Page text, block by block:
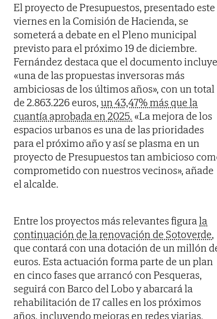
El proyecto de Presupuestos, presentado este
viernes en la Comisión de Hacienda, se
someterá a debate en el Pleno municipal
previsto para el próximo 19 de diciembre.
Fernández destaca que el documento incluye
«una de las propuestas inversoras más
ambiciosas de los últimos años», con un total
de 2.863.226 euros,un 43,47% más que la
cuantía aprobada en 2025. «La mejora de los
espacios urbanos es una de las prioridades
para el próximo año y así se plasma en un
proyecto de Presupuestos tan ambicioso
comprometido con nuestros vecinos», añade
el alcalde.
Entre los proyectos más relevantes figurala
continuación de la renovación de Sotoverde,
que contará con una dotación de un millón
euros. Esta actuación forma parte de un plan
en cinco fases que arrancó con Pesqueras,
seguirá con Barco del Lobo y abarcará la
rehabilitación de 17 calles en los próximos
años, incluyendo mejoras en redes viarias,